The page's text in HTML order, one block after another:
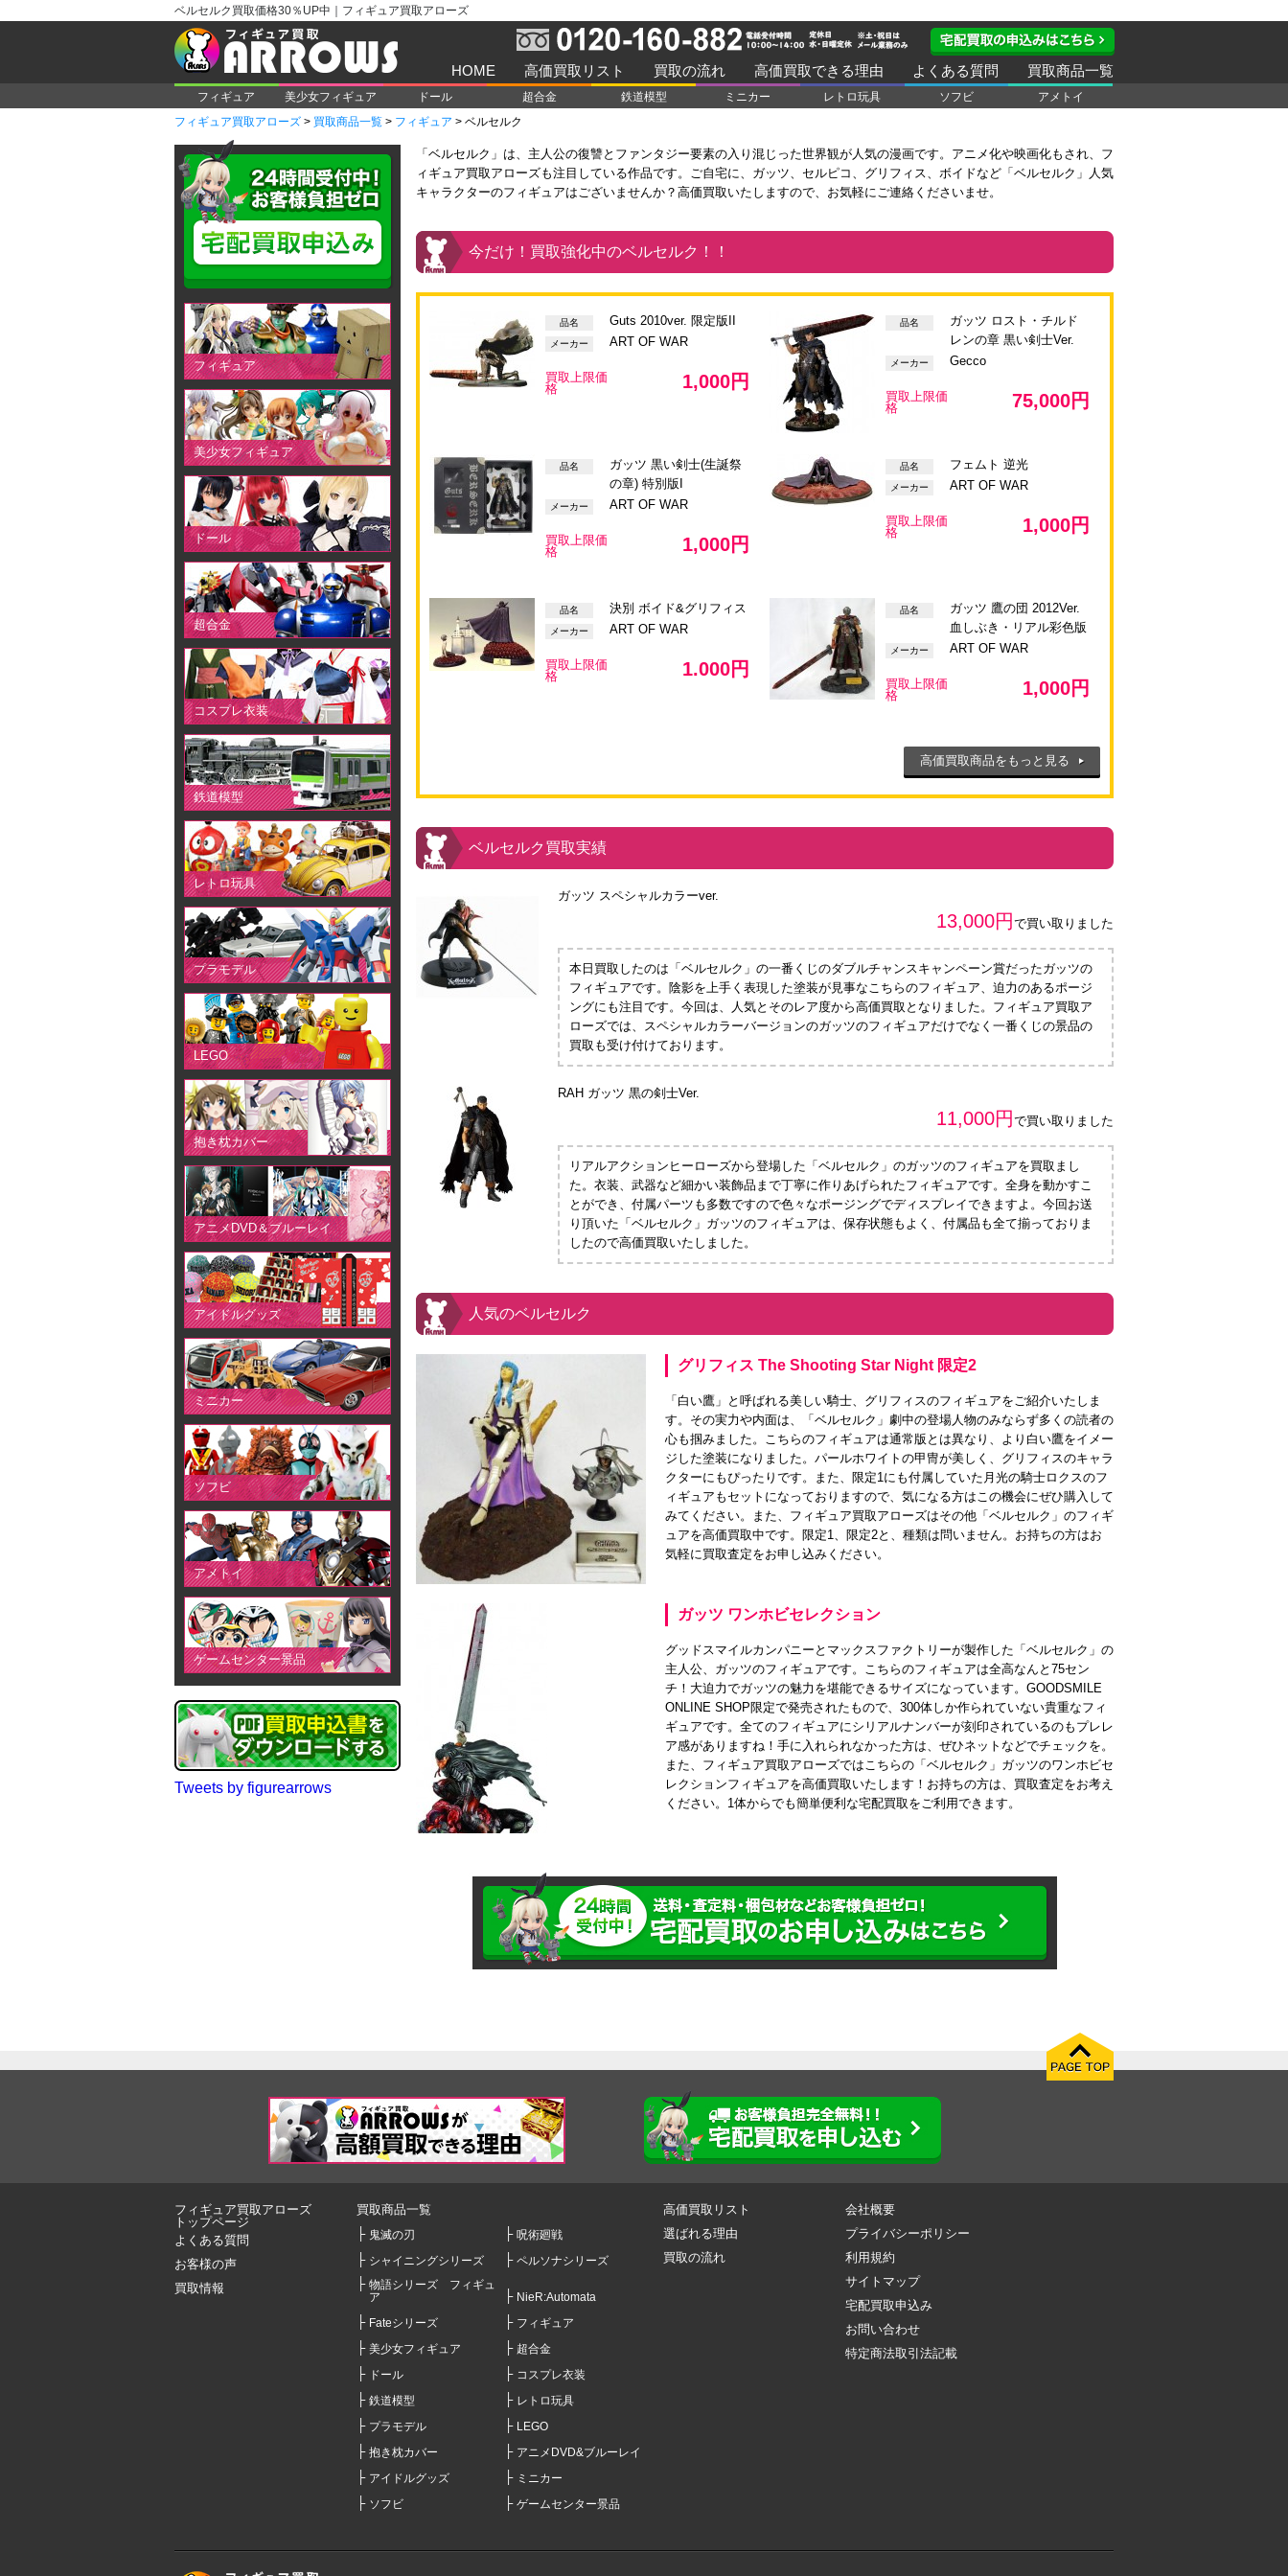
ベルセルク買取価格30％UP中｜フィギュア買取アローズ
買取商品一覧
よくある質問
高価買取できる理由
買取の流れ
高価買取リスト
HOME
フィギュア 美少女フィギュア ドール 超合金 鉄道模型 ミニカー レトロ玩具 ソフビ
アメトイ
フィギュア買取アローズ > 買取商品一覧 > フィギュア > ベルセルク
フィギュア
美少女フィギュア
ドール
超合金
コスプレ衣装
鉄道模型
レトロ玩具
プラモデル
LEGO
抱き枕カバー
アニメDVD＆ブルーレイ
アイドルグッズ
ミニカー
ソフビ
アメトイ
ゲームセンター景品
Tweets by figurearrows
「ベルセルク」は、主人公の復讐とファンタジー要素の入り混じった世界観が人気の漫画です。アニメ化や映画化もされ、フ
ィギュア買取アローズも注目している作品です。ご自宅に、ガッツ、セルピコ、グリフィス、ボイドなど「ベルセルク」人気
キャラクターのフィギュアはございませんか？高価買取いたしますので、お気軽にご連絡くださいませ。
今だけ！買取強化中のベルセルク！！
品名 Guts 2010ver. 限定版II
メーカー ART OF WAR
買取上限価
格
1,000円
品名
ガッツ ロスト・チルド
レンの章 黒い剣士Ver.
メーカー Gecco
買取上限価
格
75,000円
品名
ガッツ 黒い剣士(生誕祭
の章) 特別版I
メーカー ART OF WAR
買取上限価
格
1,000円
品名 フェムト 逆光
メーカー ART OF WAR
買取上限価
格
1,000円
品名 決別 ボイド&グリフィス
メーカー ART OF WAR
買取上限価
格
1.000円
品名
ガッツ 鷹の団 2012Ver.
血しぶき・リアル彩色版
メーカー ART OF WAR
買取上限価
格
1,000円
高価買取商品をもっと見る
ベルセルク買取実績
ガッツ スペシャルカラーver.
13,000円 で買い取りました
本日買取したのは「ベルセルク」の一番くじのダブルチャンスキャンペーン賞だったガッツの
フィギュアです。陰影を上手く表現した塗装が見事なこちらのフィギュア、迫力のあるポージ
ングにも注目です。今回は、人気とそのレア度から高価買取となりました。フィギュア買取ア
ローズでは、スペシャルカラーバージョンのガッツのフィギュアだけでなく一番くじの景品の
買取も受け付けております。
RAH ガッツ 黒の剣士Ver.
11,000円 で買い取りました
リアルアクションヒーローズから登場した「ベルセルク」のガッツのフィギュアを買取まし
た。衣装、武器など細かい装飾品まで丁寧に作りあげられたフィギュアです。全身を動かすこ
とができ、付属パーツも多数ですので色々なポージングでディスプレイできますよ。今回お送
り頂いた「ベルセルク」ガッツのフィギュアは、保存状態もよく、付属品も全て揃っておりま
したので高価買取いたしました。
人気のベルセルク
グリフィス The Shooting Star Night 限定2
「白い鷹」と呼ばれる美しい騎士、グリフィスのフィギュアをご紹介いたしま
す。その実力や内面は、「ベルセルク」劇中の登場人物のみならず多くの読者の
心も掴みました。こちらのフィギュアは通常版とは異なり、より白い鷹をイメー
ジした塗装になりました。パールホワイトの甲冑が美しく、グリフィスのキャラ
クターにもぴったりです。また、限定1にも付属していた月光の騎士ロクスのフ
ィギュアもセットになっておりますので、気になる方はこの機会にぜひ購入して
みてください。また、フィギュア買取アローズはその他「ベルセルク」のフィギ
ュアを高価買取中です。限定1、限定2と、種類は問いません。お持ちの方はお
気軽に買取査定をお申し込みください。
ガッツ ワンホビセレクション
グッドスマイルカンパニーとマックスファクトリーが製作した「ベルセルク」の
主人公、ガッツのフィギュアです。こちらのフィギュアは全高なんと75セン
チ！大迫力でガッツの魅力を堪能できるサイズになっています。GOODSMILE
ONLINE SHOP限定で発売されたもので、300体しか作られていない貴重なフィ
ギュアです。全てのフィギュアにシリアルナンバーが刻印されているのもプレレ
ア感がありますね！手に入れられなかった方は、ぜひネットなどでチェックを。
また、フィギュア買取アローズではこちらの「ベルセルク」ガッツのワンホビセ
レクションフィギュアを高価買取いたします！お持ちの方は、買取査定をお考え
ください。1体からでも簡単便利な宅配買取をご利用できます。
フィギュア買取アローズ
トップページ
よくある質問
お客様の声
買取情報
買取商品一覧
鬼滅の刃 呪術廻戦
シャイニングシリーズ
ペルソナシリーズ
物語シリーズ フィギュ
ア
NieR:Automata
Fateシリーズ フィギュア
美少女フィギュア 超合金
ドール コスプレ衣装
鉄道模型 レトロ玩具
プラモデル LEGO
抱き枕カバー アニメDVD&ブルーレイ
アイドルグッズ ミニカー
ソフビ ゲームセンター景品
高価買取リスト
選ばれる理由
買取の流れ
会社概要
プライバシーポリシー
利用規約
サイトマップ
宅配買取申込み
お問い合わせ
特定商法取引法記載